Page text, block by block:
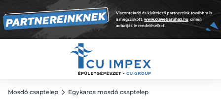
Mosdó csaptelep Egykaros mosdó csaptelep
78 372 Ft